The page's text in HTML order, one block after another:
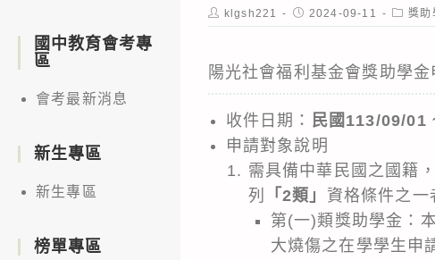
Post
author:
klgsh221
Post
published:
2024-09-11
Post獎助
陽光社會福利基金會獎助學
收件日期： 民國113/09/01
申請對象說明
需具備中華民國之國籍
列
「2類」 資格條件之一
第(一)類獎助學金：
大燒傷之在學學生申
國中教育會考專
區
會考最新消息
新生專區
新生專區
榜單專區